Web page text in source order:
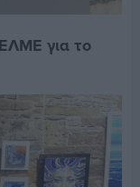
για το